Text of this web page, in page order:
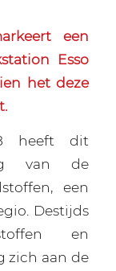
een
Esso
het deze
heeft dit
van de
een
Destijds
en
zich aan de